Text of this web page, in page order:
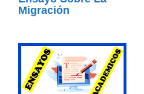
Migración